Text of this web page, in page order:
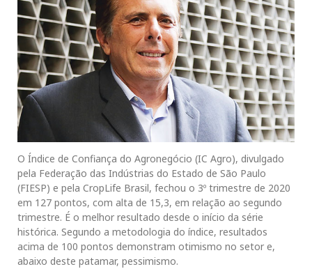
O Índice de Confiança do Agronegócio (IC Agro), divulgado
pela Federação das Indústrias do Estado de São Paulo
(FIESP) e pela CropLife Brasil, fechou o 3º trimestre de 2020
em 127 pontos, com alta de 15,3, em relação ao segundo
trimestre. É o melhor resultado desde o início da série
histórica. Segundo a metodologia do índice, resultados
acima de 100 pontos demonstram otimismo no setor e,
abaixo deste patamar, pessimismo.